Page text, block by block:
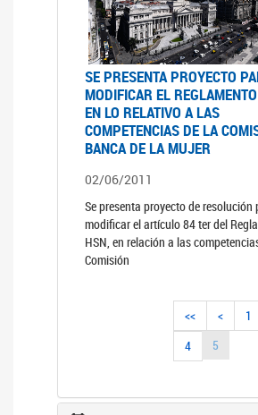
SE PRESENTA PROYECTO
MODIFICAR EL
EN LO RELATIVO A LAS
COMPETENCIAS DE LA
BANCA DE LA MUJER
02/06/2011
Se presenta proyecto de resolución
modificar el artículo 84 ter del
HSN, en relación a las
Comisión
<< < 1
4
5